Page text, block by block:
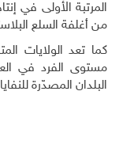
المرتبة الأولى في
من أغلفة السلع
كما تعد الولايات
مستوى الفرد في
البلدان المصدّرة